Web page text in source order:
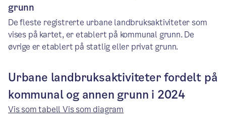
grunn
De fleste registrerte urbane landbruksaktiviteter som
vises på kartet, er etablert på kommunal grunn. De
øvrige er etablert på statlig eller privat grunn.
Urbane landbruksaktiviteter fordelt på
kommunal og annen grunn i 2024
Vis som tabellVis som diagram